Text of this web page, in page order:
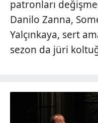
patronları
Danilo Zanna,
Yalçınkaya, sert
sezon da jüri